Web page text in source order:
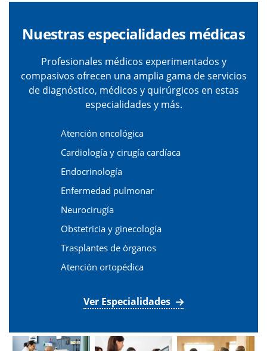
Nuestras especialidades médicas
Profesionales médicos experimentados y
compasivos ofrecen una amplia gama de servicios
de diagnóstico, médicos y quirúrgicos en estas
especialidades y más.
Atención oncológica
Cardiología y cirugía cardíaca
Endocrinología
Enfermedad pulmonar
Neurocirugía
Obstetricia y ginecología
Trasplantes de órganos
Atención ortopédica
Ver Especialidades